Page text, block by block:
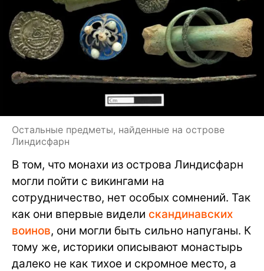
Остальные предметы, найденные на острове
Линдисфарн
В том, что монахи из острова Линдисфарн
могли пойти с викингами на
сотрудничество, нет особых сомнений. Так
как они впервые видели скандинавских
воинов, они могли быть сильно напуганы. К
тому же, историки описывают монастырь
далеко не как тихое и скромное место, а